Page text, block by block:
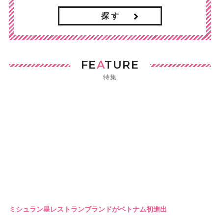
探 す
FEATURE
特集
ミシュラン星レストランブランドがベトナム初進出